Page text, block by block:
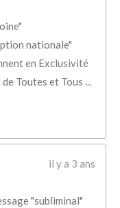
nationale"
en Exclusivité
Toutes et Tous ...
il y a 3 ans
"subliminal"